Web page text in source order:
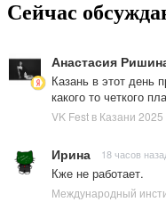
Сейчас
Анастасия
Казань в этот день
какого то четкого
VK Fest в Казани 2025
Ирина 18 часов
Кже не работает.
Международный